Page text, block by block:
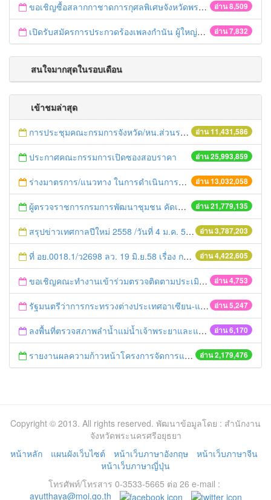
อ่าน 8,509
ขอเชิญซื้อสลากกาชาดการกุศลพิเศษจังหวัดพระนครศรีอยุธยา 2560
อ่าน 7,832
เปิดรับสมัครการประกวดร้องเพลงกำนัน ผู้ใหญ่บ้าน ฯลฯ
สนใจมากสุดในรอบเดือน
เข้าชมล่าสุด
อ่าน 11,431,586
การประชุมคณะกรมการจังหวัด/หน.ส่วนราชการประจำเดือน มิถุนายน 2558
อ่าน 25,993,859
ประกาศคณะกรรมการเปิดซองสอบราคา
อ่าน 13,032,058
ร่างมาตรการ/แนวทาง ในการดำเนินการประกอบการตรวจราชการแบบบูรณาการ
อ่าน 21,779,135
ผู้ตรวจราชการกรมการพัฒนาชุมชน คัดเลือกข้าราชการและลูกจ้างดีเด่น และหน่วยงานพัฒนาชุมชนใสสะอาด ประจำปี ๒๕๕๔
อ่าน 3,787,203
สรุปข่าวเทศกาลปีใหม่ 2558 /วันที่ 4 ม.ค. 58
อ่าน 4,422,605
ที่ อย.0018.1/ว2698 ลว. 19 มิ.ย.58 เรื่อง การแก้ไขปัญหาหนี้สินให้แก่เกษตรกร
อ่าน 4,753
ขอเชิญคณะทำงานเข้าร่วมตรวจติดตามประเมินผล PMQA
อ่าน 5,247
รัฐมนตรีว่าการกระทรวงต่างประเทศอาเซียน-แคนาดา เห็นชอบรับรองร่างแผนปฏิบัติการอาเซียน
อ่าน 6,170
ลงพื้นที่ตรวจสภาพลำน้ำแม่น้ำเจ้าพระยาและแม่น้ำป่าสัก
อ่าน 2,179,476
รายงานผลความก้าวหน้าโครงการจัดการแก้ไขปัญหาขยะ สัปดาห์ที่ 9/2558
Copyright © 2013. All rights reserved. พัฒนาข้อมูลโดย : สำนักงาน
จังหวัดพระนครศรีอยุธยา
หน้าหลัก
แผนผังเว็บไซต์ หน้าเว็บภาษาอังกฤษ
หน้าเว็บภาษาจีน
หน้าเว็บภาษาญี่ปุ่น
โทรศัพท์/โทรสาร 0-3533-5665 ต่อ 26 e-mail :
ayutthaya@moi.go.th